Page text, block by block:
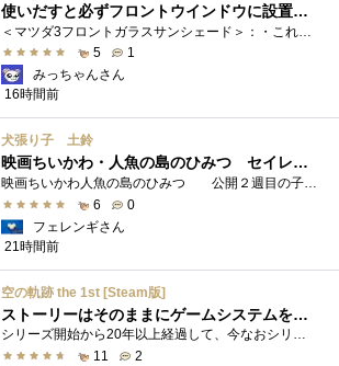
使いだすと必ずフロントウインドウに設置する習慣がつきます
5
1
みっちゃんさん
16時間前
犬張り子 土鈴
映画ちいかわ・人魚の島のひみつ セイレーンのモデルは犬だった？
映画ちいかわ人魚の島のひみつ 公開２週目の子どもさんの来場が制限されているレイトショーでも満席でしたし新たにボンドロシールの来場�...
6
0
フェレンギさん
21時間前
空の軌跡 the 1st [Steam版]
ストーリーはそのままにゲームシステムを現代化
シリーズ開始から20年以上経過して、今なおシリーズの完結が見えてこない日本ファルコムのストーリーRPG、「英雄伝説軌跡シリーズ」。シリーズ...
11
2